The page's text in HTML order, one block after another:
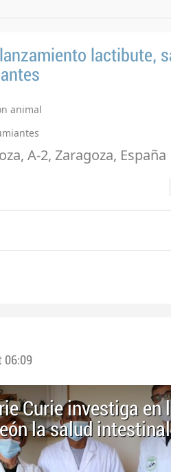
lactibute,
animal
A-2, Zaragoza, España
06:09
Curie investiga en
la salud